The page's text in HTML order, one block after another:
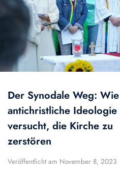
Der Synodale Weg:
antichristliche Ideologie
versucht, die Kirche zu
zerstören
Veröffentlicht am November 8, 2023